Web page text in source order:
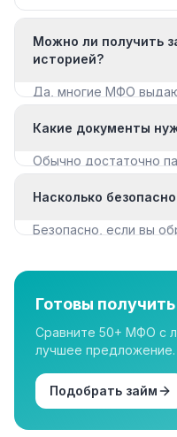
Можно ли получить
историей?
Да, многие МФО
с плохой КИ».
Какие документы
Обычно достаточно
документы для
Насколько
Безопасно, если вы
организации в нашем
Готовы
Сравните 50+ МФО с
лучшее предложение.
Подобрать займ